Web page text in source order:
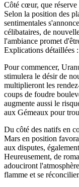
Côté cœur, que
Selon la position des
sentimentales
célibataires, de
l'ambiance promet
Explications détaillées :
Pour commencer,
stimulera le désir de
multiplieront les
coups de foudre
augmente aussi le
aux Gémeaux pour
Du côté des natifs en
Mars en position
aux disputes,
Heureusement, de
adouciront
flamme et se